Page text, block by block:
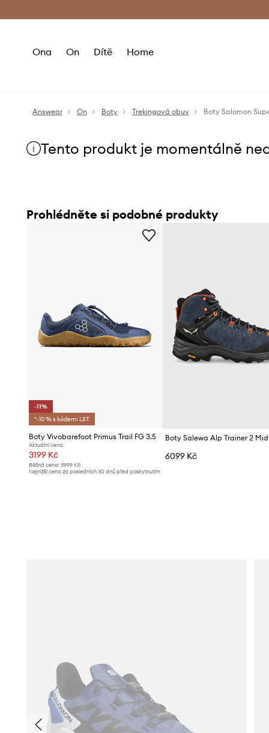
Doručení a
Ona On Dítě Home
Answear On Boty Trekingová obuv Boty Salomon
Tento produkt je momentálně
Prohlédněte si podobné produkty
-11%
*-10 % s kódem: LST
Boty Vivobarefoot Primus Trail FG 3.5
Aktuální cena:
3199 Kč
Běžná cena: 3999 Kč
Nejnižší cena za posledních 30 dnů před poskytnutím
Boty Salewa Alp Trainer 2
6099 Kč